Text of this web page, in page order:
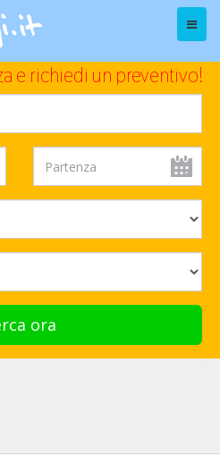
Menu
e richiedi un preventivo!
ora